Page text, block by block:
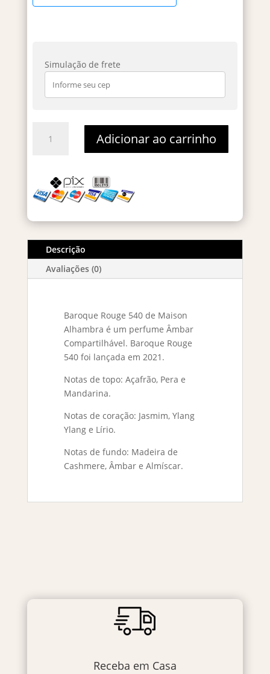
Simulação de frete
Rouge
Parfum
–
2ml
quantidade
Adicionar ao carrinho
Descrição
Avaliações (0)
Baroque Rouge 540 de Maison
Alhambra é um perfume Âmbar
Compartilhável. Baroque Rouge
540 foi lançada em 2021.
Notas de topo: Açafrão, Pera e
Mandarina.
Notas de coração: Jasmim, Ylang
Ylang e Lírio.
Notas de fundo: Madeira de
Cashmere, Âmbar e Almíscar.
Receba em Casa